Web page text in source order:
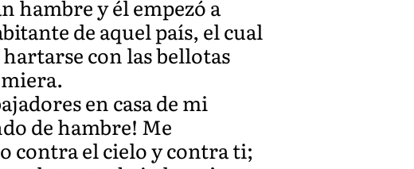
hambre y él empezó a
de aquel país, el cual
con las bellotas
en casa de mi
de hambre! Me
contra el cielo y contra ti;